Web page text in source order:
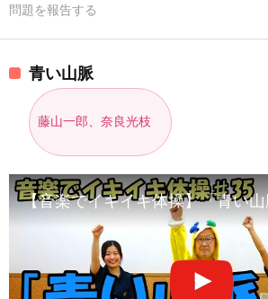
問題を報告する
青い山脈
藤山一郎、奈良光枝
【音楽でイキイキ体操】「青い